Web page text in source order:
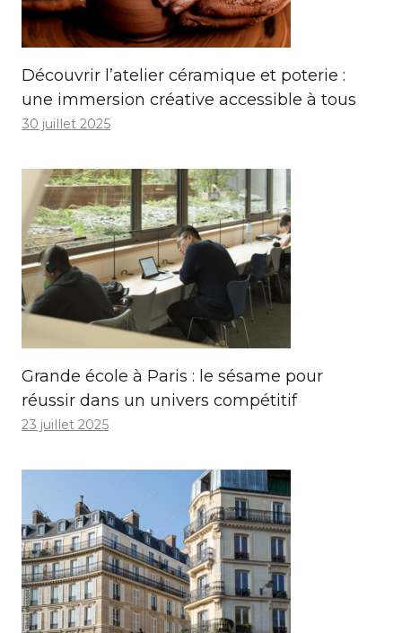
Découvrir l’atelier céramique et poterie :
une immersion créative accessible à tous
30 juillet 2025
Grande école à Paris : le sésame pour
réussir dans un univers compétitif
23 juillet 2025